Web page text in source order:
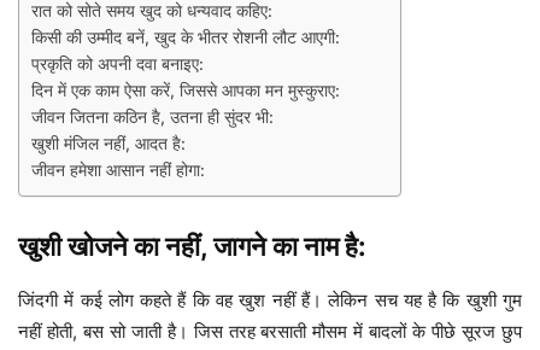
रात को सोते समय खुद को धन्यवाद कहिए:
किसी की उम्मीद बनें, खुद के भीतर रोशनी लौट आएगी:
प्रकृति को अपनी दवा बनाइए:
दिन में एक काम ऐसा करें, जिससे आपका मन मुस्कुराए:
जीवन जितना कठिन है, उतना ही सुंदर भी:
खुशी मंजिल नहीं, आदत है:
जीवन हमेशा आसान नहीं होगा:
खुशी खोजने का नहीं, जागने का नाम है:
जिंदगी में कई लोग कहते हैं कि वह खुश नहीं हैं। लेकिन सच यह है कि खुशी गुम
नहीं होती, बस सो जाती है। जिस तरह बरसाती मौसम में बादलों के पीछे सूरज छुप